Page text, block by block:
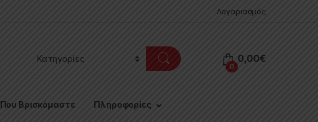
Λογαριασμός
0
0,00€
Που Βρισκόμαστε Πληροφορίες